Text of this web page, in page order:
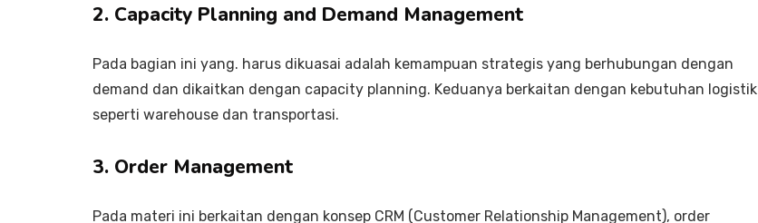
2. Capacity Planning and Demand Management
Pada bagian ini yang. harus dikuasai adalah kemampuan strategis yang berhubungan dengan
demand dan dikaitkan dengan capacity planning. Keduanya berkaitan dengan kebutuhan logistik
seperti warehouse dan transportasi.
3. Order Management
Pada materi ini berkaitan dengan konsep CRM (Customer Relationship Management), order